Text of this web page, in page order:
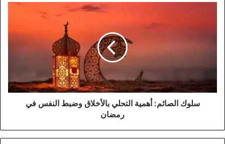
أهمية
النفس
في
رمضان
سلوك الصائم: أهمية التحلي بالأخلاق وضبط النفس في
رمضان